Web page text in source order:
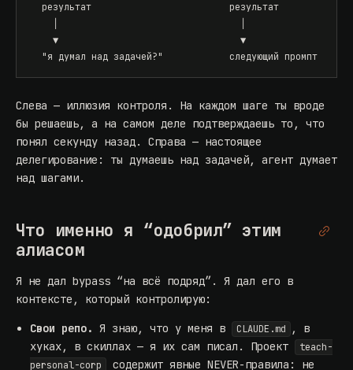
  результат                         результат
    ▼                                 ▼
  "я думал над задачей?"            следующий промпт
Слева — иллюзия контроля. На каждом шаге ты вроде
бы решаешь, а на самом деле подтверждаешь то, что
понял секунду назад. Справа — настоящее
делегирование: ты думаешь над задачей, агент думает
над шагами.
Что именно я “одобрил” этим
алиасом
Я не дал bypass “на всё подряд”. Я дал его в
контексте, который контролирую:
Свои репо. Я знаю, что у меня в CLAUDE.md
, в
хуках, в скиллах — я их сам писал. Проект
teach-
personal-corp
содержит явные NEVER-правила: не